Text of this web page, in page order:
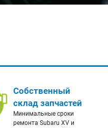
Собственный
склад запчастей
Минимальные сроки
ремонта Subaru XV и